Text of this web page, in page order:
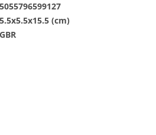
5055796599127
5.5x5.5x15.5 (cm)
GBR